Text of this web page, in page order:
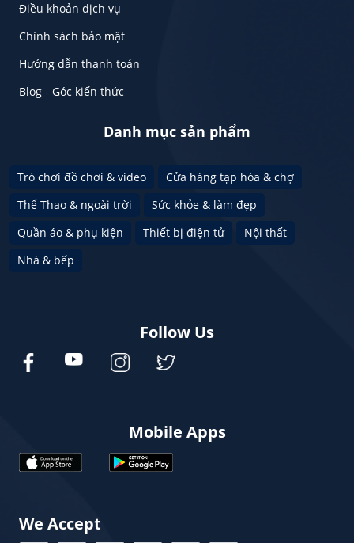
Điều khoản dịch vụ
Chính sách bảo mật
Hướng dẫn thanh toán
Blog - Góc kiến thức
Danh mục sản phẩm
Trò chơi đồ chơi & video
Cửa hàng tạp hóa & chợ
Thể Thao & ngoài trời
Sức khỏe & làm đẹp
Quần áo & phụ kiện
Thiết bị điện tử
Nội thất
Nhà & bếp
Follow Us
Mobile Apps
We Accept